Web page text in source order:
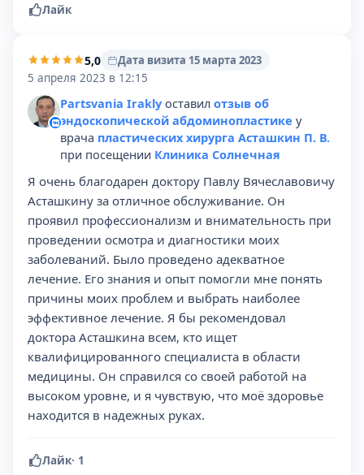
Лайк
5,0
Дата визита 15 марта 2023
5 апреля 2023 в 12:15
Partsvania Irakly оставил отзыв об
эндоскопической абдоминопластике у
врача пластических хирурга Асташкин П. В.
при посещении Клиника Солнечная
Я очень благодарен доктору Павлу Вячеславовичу
Асташкину за отличное обслуживание. Он
проявил профессионализм и внимательность при
проведении осмотра и диагностики моих
заболеваний. Было проведено адекватное
лечение. Его знания и опыт помогли мне понять
причины моих проблем и выбрать наиболее
эффективное лечение. Я бы рекомендовал
доктора Асташкина всем, кто ищет
квалифицированного специалиста в области
медицины. Он справился со своей работой на
высоком уровне, и я чувствую, что моё здоровье
находится в надежных руках.
Лайк· 1